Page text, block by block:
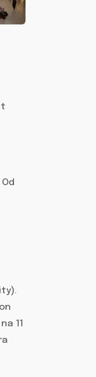
11